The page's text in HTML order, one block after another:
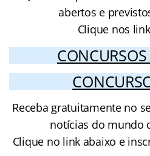
abertos e
Clique nos
Receba gratuitamente no
notícias do mundo
Clique no link abaixo e